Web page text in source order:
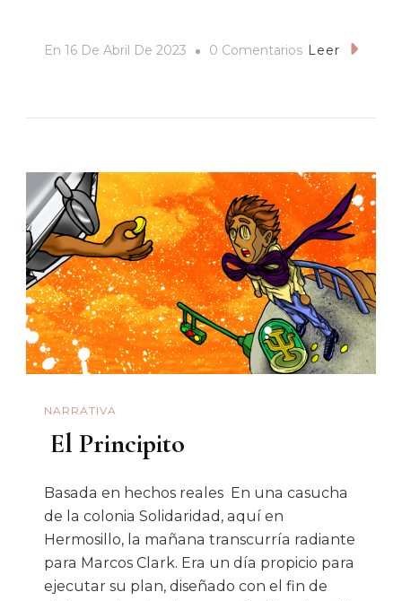
En 16 De Abril De 2023 0 ComentariosEn
Violencia
Familiar
Y
Violencia
De
Género
Leer
NARRATIVA
El Principito
Basada en hechos reales En una casucha
de la colonia Solidaridad, aquí en
Hermosillo, la mañana transcurría radiante
para Marcos Clark. Era un día propicio para
ejecutar su plan, diseñado con el fin de